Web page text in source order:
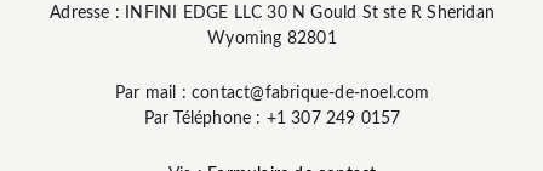
Adresse : INFINI EDGE LLC 30 N Gould St ste R Sheridan
Wyoming 82801
Par mail : contact@fabrique-de-noel.com
Par Téléphone : +1 307 249 0157